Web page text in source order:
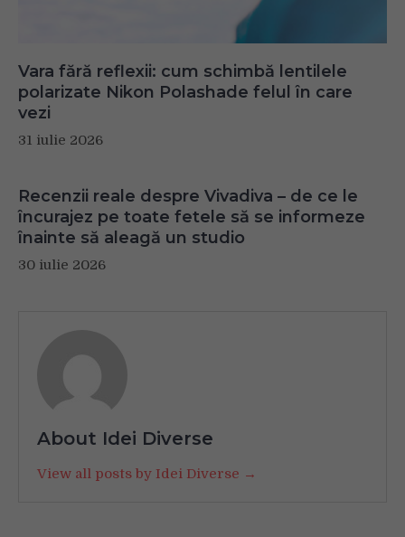
Vara fără reflexii: cum schimbă lentilele
polarizate Nikon Polashade felul în care
vezi
31 iulie 2026
Recenzii reale despre Vivadiva – de ce le
încurajez pe toate fetele să se informeze
înainte să aleagă un studio
30 iulie 2026
About Idei Diverse
View all posts by Idei Diverse →